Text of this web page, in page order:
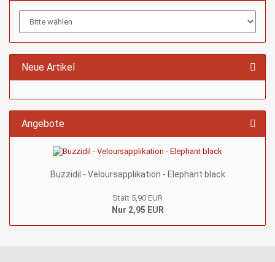
Neue Artikel
Angebote
Buzzidil - Veloursapplikation - Elephant black
Statt 5,90 EUR
Nur 2,95 EUR